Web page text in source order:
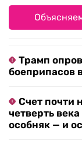
Трамп
боеприпасов
Счет почти
четверть
особняк — и